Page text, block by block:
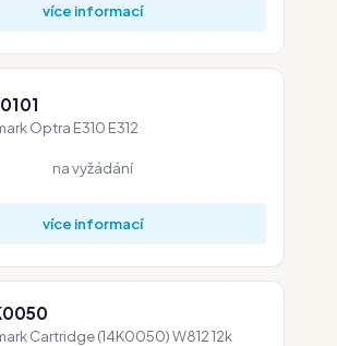
více informací
Optra E310 E312
na vyžádání
více informací
Cartridge (14K0050) W812 12k